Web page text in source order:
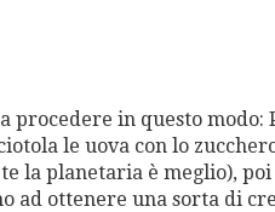
procedere in questo modo:
le uova con lo
la planetaria è meglio), poi
ad ottenere una sorta di